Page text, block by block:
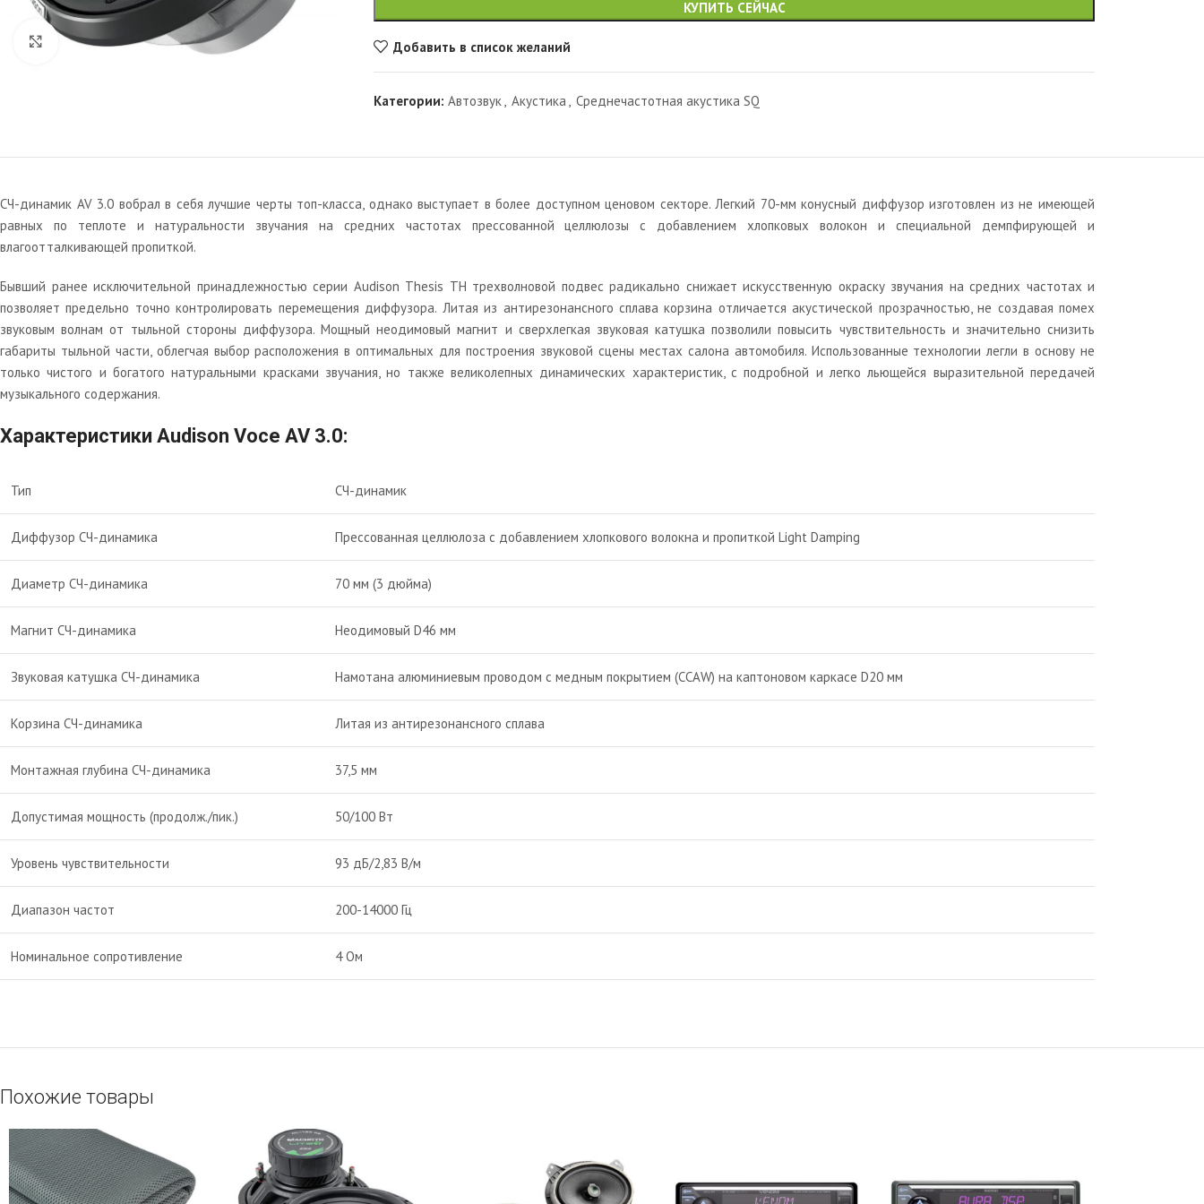
Увеличить
КУПИТЬ СЕЙЧАС
Добавить в список желаний
Категории: Автозвук, Акустика , Среднечастотная акустика SQ
СЧ-динамик AV 3.0 вобрал в себя лучшие черты топ-класса, однако выступает в более доступном ценовом секторе. Легкий 70-мм конусный диффузор изготовлен из не имеющей
равных по теплоте и натуральности звучания на средних частотах прессованной целлюлозы с добавлением хлопковых волокон и специальной демпфирующей и
влагоотталкивающей пропиткой.
Бывший ранее исключительной принадлежностью серии Audison Thesis TH трехволновой подвес радикально снижает искусственную окраску звучания на средних частотах и
позволяет предельно точно контролировать перемещения диффузора. Литая из антирезонансного сплава корзина отличается акустической прозрачностью, не создавая помех
звуковым волнам от тыльной стороны диффузора. Мощный неодимовый магнит и сверхлегкая звуковая катушка позволили повысить чувствительность и значительно снизить
габариты тыльной части, облегчая выбор расположения в оптимальных для построения звуковой сцены местах салона автомобиля. Использованные технологии легли в основу не
только чистого и богатого натуральными красками звучания, но также великолепных динамических характеристик, с подробной и легко льющейся выразительной передачей
музыкального содержания.
Характеристики Audison Voce AV 3.0:
Тип СЧ-динамик
Диффузор СЧ-динамика Прессованная целлюлоза с добавлением хлопкового волокна и пропиткой Light Damping
Диаметр СЧ-динамика 70 мм (3 дюйма)
Магнит СЧ-динамика Неодимовый D46 мм
Звуковая катушка СЧ-динамика Намотана алюминиевым проводом с медным покрытием (CCAW) на каптоновом каркасе D20 мм
Корзина СЧ-динамика Литая из антирезонансного сплава
Монтажная глубина СЧ-динамика 37,5 мм
Допустимая мощность (продолж./пик.) 50/100 Вт
Уровень чувствительности 93 дБ/2,83 В/м
Диапазон частот 200-14000 Гц
Номинальное сопротивление 4 Ом
Похожие товары